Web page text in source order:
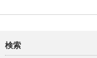
検索